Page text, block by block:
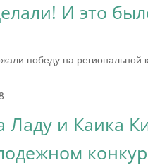
И это
победу на региональной
Ладу и Каика